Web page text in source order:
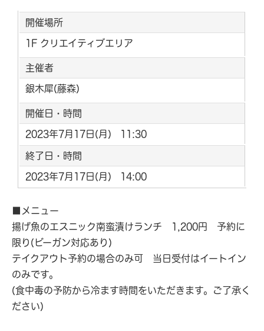
開催場所
1F クリエイティブエリア
主催者
銀木犀(藤森)
開催日・時間
2023年7月17日(月) 11:30
終了日・時間
2023年7月17日(月) 14:00
■メニュー
揚げ魚のエスニック南蛮漬けランチ 1,200円 予約に
限り(ビーガン対応あり)
テイクアウト予約の場合のみ可 当日受付はイートイン
のみです。
(食中毒の予防から冷ます時間をいただきます。ご了承く
ださい)